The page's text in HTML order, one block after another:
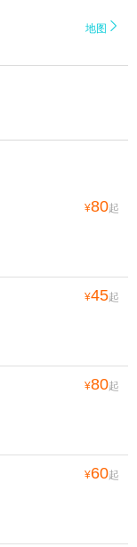
地图 
¥80起
¥45起
¥80起
¥60起